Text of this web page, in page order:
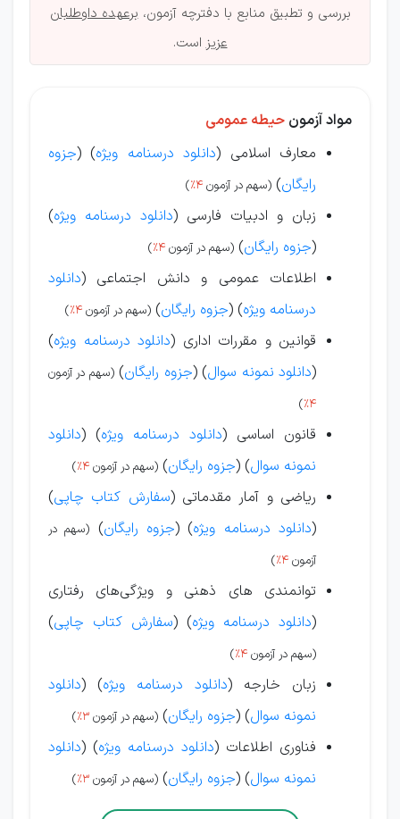
بررسی و تطبیق منابع با دفترچه آزمون،برعهده داوطلبان
عزیزاست.
مواد آزمون حیطه عمومی
معارف اسلامی (دانلود درسنامه ویژه) (جزوه
رایگان) (سهم در آزمون 4%
)
زبان و ادبیات فارسی (دانلود درسنامه ویژه)
(جزوه رایگان) (سهم در آزمون 4%
)
اطلاعات عمومی و دانش اجتماعی (دانلود
درسنامه ویژه) (جزوه رایگان) (سهم در آزمون 4%
)
قوانین و مقررات اداری (دانلود درسنامه ویژه)
(دانلود نمونه سوال) (جزوه رایگان)(سهم در آزمون
4%
)
قانون اساسی (دانلود درسنامه ویژه) (دانلود
نمونه سوال) (جزوه رایگان) (سهم در آزمون 4%
)
ریاضی و آمار مقدماتی (سفارش کتاب چاپی)
(دانلود درسنامه ویژه) (جزوه رایگان) (سهم در
آزمون 4%
)
توانمندی های ذهنی و ویژگی‌های رفتاری
(دانلود درسنامه ویژه) (سفارش کتاب چاپی)
(سهم در آزمون 4%
)
زبان خارجه (دانلود درسنامه ویژه) (دانلود
نمونه سوال) (جزوه رایگان) (سهم در آزمون 3%
)
فناوری اطلاعات (دانلود درسنامه ویژه) (دانلود
نمونه سوال) (جزوه رایگان) (سهم در آزمون 3%
)